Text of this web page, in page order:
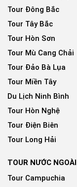
Tour Đông Bắc
Tour Tây Bắc
Tour Hòn Sơn
Tour Mù Cang Chải
Tour Đảo Bà Lụa
Tour Miền Tây
Du Lịch Ninh Bình
Tour Hòn Nghệ
Tour Điện Biên
Tour Long Hải
TOUR NƯỚC NGOÀI
Tour Campuchia